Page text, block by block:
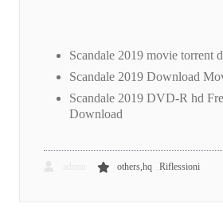
Scandale 2019 movie torrent
Scandale 2019 Download
Scandale 2019 DVD-R hd
Download
others,hq Riflessioni